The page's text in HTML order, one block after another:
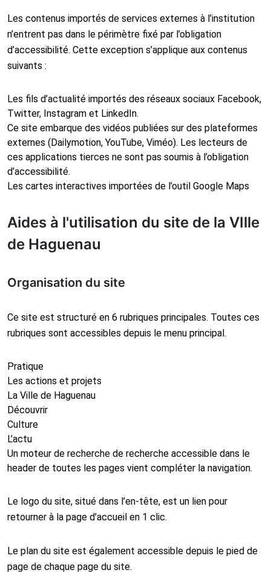
Les contenus importés de services externes à l’institution
n’entrent pas dans le périmètre fixé par l’obligation
d’accessibilité. Cette exception s’applique aux contenus
suivants :
Les fils d’actualité importés des réseaux sociaux Facebook,
Twitter, Instagram et LinkedIn.
Ce site embarque des vidéos publiées sur des plateformes
externes (Dailymotion, YouTube, Viméo). Les lecteurs de
ces applications tierces ne sont pas soumis à l’obligation
d’accessibilité.
Les cartes interactives importées de l’outil Google Maps
Aides à l'utilisation du site de la VIlle
de Haguenau
Organisation du site
Ce site est structuré en 6 rubriques principales. Toutes ces
rubriques sont accessibles depuis le menu principal.
Pratique
Les actions et projets
La Ville de Haguenau
Découvrir
Culture
L’actu
Un moteur de recherche de recherche accessible dans le
header de toutes les pages vient compléter la navigation.
Le logo du site, situé dans l’en-tête, est un lien pour
retourner à la page d’accueil en 1 clic.
Le plan du site est également accessible depuis le pied de
page de chaque page du site.